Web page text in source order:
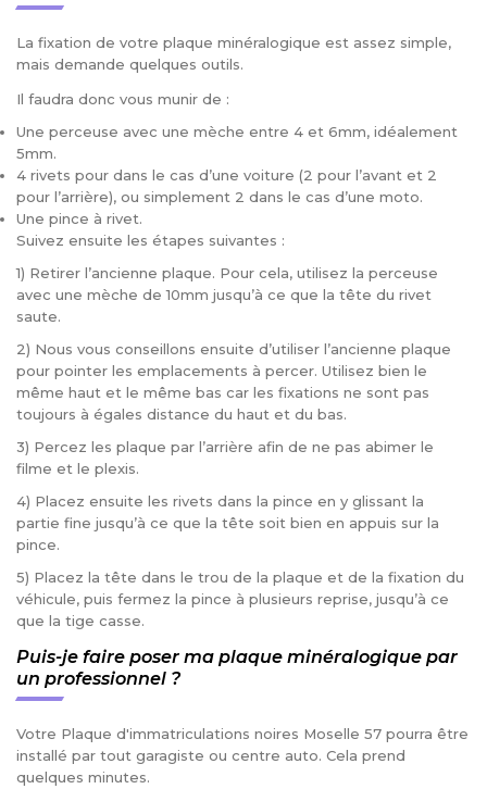
La fixation de votre plaque minéralogique est assez simple,
mais demande quelques outils.
Il faudra donc vous munir de :
Une perceuse avec une mèche entre 4 et 6mm, idéalement
5mm.
4 rivets pour dans le cas d’une voiture (2 pour l’avant et 2
pour l’arrière), ou simplement 2 dans le cas d’une moto.
Une pince à rivet.
Suivez ensuite les étapes suivantes :
1) Retirer l’ancienne plaque. Pour cela, utilisez la perceuse
avec une mèche de 10mm jusqu’à ce que la tête du rivet
saute.
2) Nous vous conseillons ensuite d’utiliser l’ancienne plaque
pour pointer les emplacements à percer. Utilisez bien le
même haut et le même bas car les fixations ne sont pas
toujours à égales distance du haut et du bas.
3) Percez les plaque par l’arrière afin de ne pas abimer le
filme et le plexis.
4) Placez ensuite les rivets dans la pince en y glissant la
partie fine jusqu’à ce que la tête soit bien en appuis sur la
pince.
5) Placez la tête dans le trou de la plaque et de la fixation du
véhicule, puis fermez la pince à plusieurs reprise, jusqu’à ce
que la tige casse.
Puis-je faire poser ma plaque minéralogique par
un professionnel ?
Votre Plaque d'immatriculations noires Moselle 57 pourra être
installé par tout garagiste ou centre auto. Cela prend
quelques minutes.